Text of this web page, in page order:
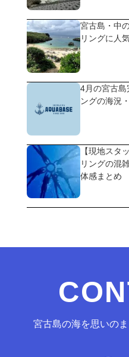
宮古島・中
リングに人
4月の宮古島
ングの海況
【現地スタ
リングの混
体感まとめ
宮古島の海を思いの